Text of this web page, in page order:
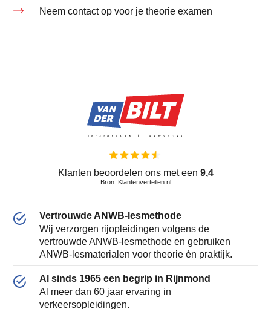
Neem contact op voor je theorie examen
Klanten beoordelen ons met een 9,4
Bron: Klantenvertellen.nl
Vertrouwde ANWB-lesmethode
Wij verzorgen rijopleidingen volgens de
vertrouwde ANWB-lesmethode en gebruiken
ANWB-lesmaterialen voor theorie én praktijk.
Al sinds 1965 een begrip in Rijnmond
Al meer dan 60 jaar ervaring in
verkeersopleidingen.